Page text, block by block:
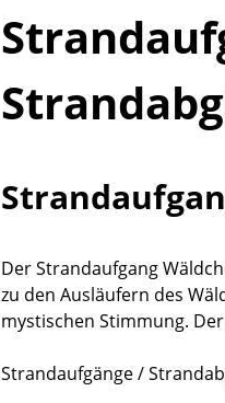
Der Strandaufgang
zu den Ausläufern des
mystischen Stimmung.
Strandaufgänge /